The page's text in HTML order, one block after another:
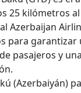
25 kilómetros
Azerbaijan
para garantizar
pasajeros y
(Azerbaiyán)